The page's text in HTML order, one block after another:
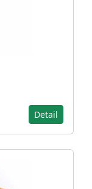
Detail